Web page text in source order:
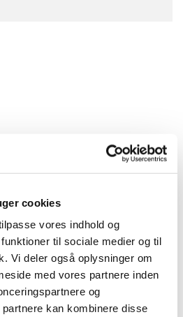
cookies
vores indhold og
til sociale medier og til
Vi deler også oplysninger om
med vores partnere inden
og
kan kombinere disse